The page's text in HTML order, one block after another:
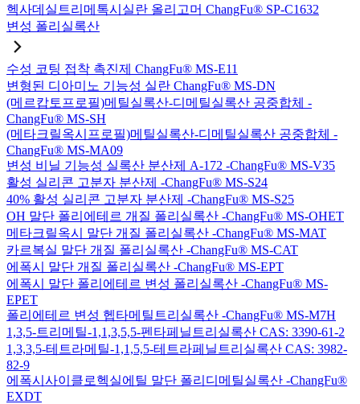
헥사데실트리메톡시실란 올리고머 ChangFu® SP-C1632
변성 폴리실록산
수성 코팅 접착 촉진제 ChangFu® MS-E11
변형된 디아미노 기능성 실란 ChangFu® MS-DN
(메르캅토프로필)메틸실록산-디메틸실록산 공중합체 -
ChangFu® MS-SH
(메타크릴옥시프로필)메틸실록산-디메틸실록산 공중합체 -
ChangFu® MS-MA09
변성 비닐 기능성 실록산 분산제 A-172 -ChangFu® MS-V35
활성 실리콘 고분자 분산제 -ChangFu® MS-S24
40% 활성 실리콘 고분자 분산제 -ChangFu® MS-S25
OH 말단 폴리에테르 개질 폴리실록산 -ChangFu® MS-OHET
메타크릴옥시 말단 개질 폴리실록산 -ChangFu® MS-MAT
카르복실 말단 개질 폴리실록산 -ChangFu® MS-CAT
에폭시 말단 개질 폴리실록산 -ChangFu® MS-EPT
에폭시 말단 폴리에테르 변성 폴리실록산 -ChangFu® MS-
EPET
폴리에테르 변성 헵타메틸트리실록산 -ChangFu® MS-M7H
1,3,5-트리메틸-1,1,3,5,5-펜타페닐트리실록산 CAS: 3390-61-2
1,3,3,5-테트라메틸-1,1,5,5-테트라페닐트리실록산 CAS: 3982-
82-9
에폭시사이클로헥실에틸 말단 폴리디메틸실록산 -ChangFu®
EXDT